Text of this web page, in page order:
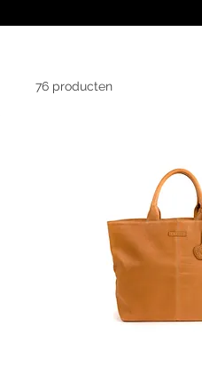
76 producten